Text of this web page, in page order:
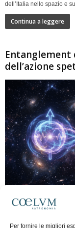
Per fornire le migliori
dell’Italia nello spazio e
Continua a leggere
dell’azione
Marco Lorrai - 15 Giugno
moderna: due particelle